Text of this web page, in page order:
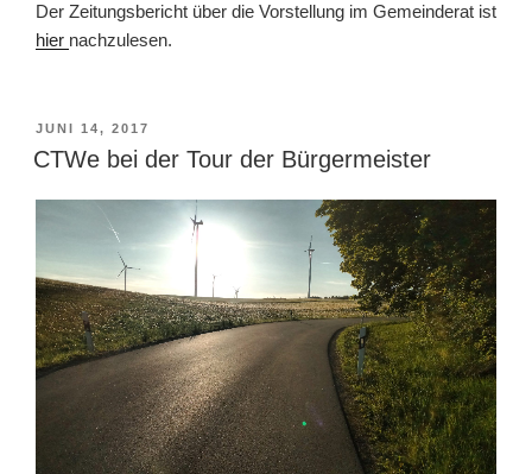
Der Zeitungsbericht über die Vorstellung im Gemeinderat ist
hier nachzulesen.
VERÖFFENTLICHT
AM
JUNI 14, 2017
CTWe bei der Tour der Bürgermeister